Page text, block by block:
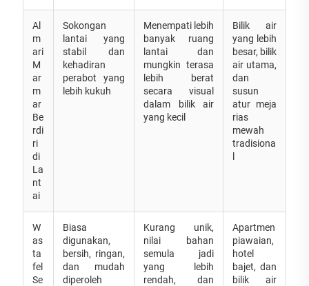
Al
m
ari
M
ar
m
ar
Be
rdi
ri
di
La
nt
ai
Sokongan
lantai yang
stabil dan
kehadiran
perabot yang
lebih kukuh
Menempati lebih
banyak ruang
lantai dan
mungkin terasa
lebih berat
secara visual
dalam bilik air
yang kecil
Bilik air
yang lebih
besar, bilik
air utama,
dan
susun
atur meja
rias
mewah
tradisiona
W
as
ta
fel
Se
Biasa
digunakan,
bersih, ringan,
dan mudah
diperoleh
Kurang unik,
nilai bahan
semula jadi
yang lebih
rendah, dan
Apartmen
piawaian,
hotel
bajet, dan
bilik air